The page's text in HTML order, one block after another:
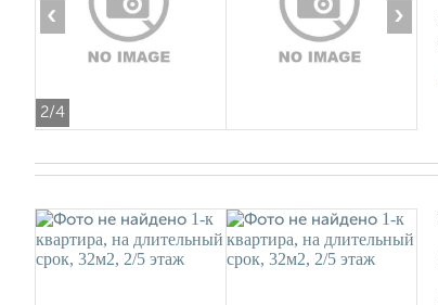
2/4
‹ ›